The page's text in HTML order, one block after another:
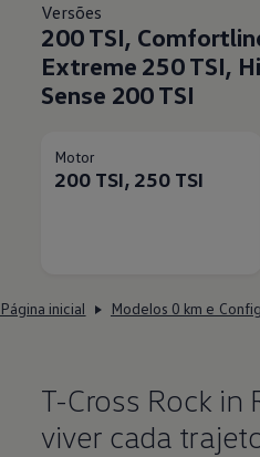
Versões
200 TSI,
Extreme 250 TSI,
Sense 200 TSI
Motor
200 TSI, 250 TSI
Página inicial Modelos 0 km e
T-Cross Rock
viver cada